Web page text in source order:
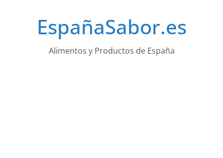
EspañaSabor.es
Alimentos y Productos de España